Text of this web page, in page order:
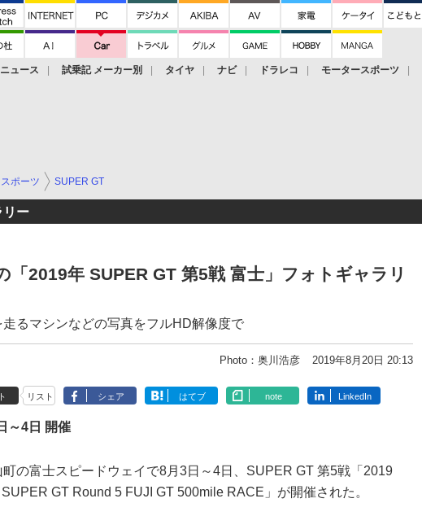
ニュース 試乗記 メーカー別 タイヤ ナビ ドラレコ モータースポーツ
ポーツ SUPER GT
リー
「2019年 SUPER GT 第5戦 富士」フォトギャラリ
るマシンなどの写真をフルHD解像度で
Photo：奥川浩彦 2019年8月20日 20:13
リスト シェア はてブ note LinkedIn
～4日 開催
の富士スピードウェイで8月3日～4日、SUPER GT 第5戦「2019
GT Round 5 FUJI GT 500mile RACE」が開催された。